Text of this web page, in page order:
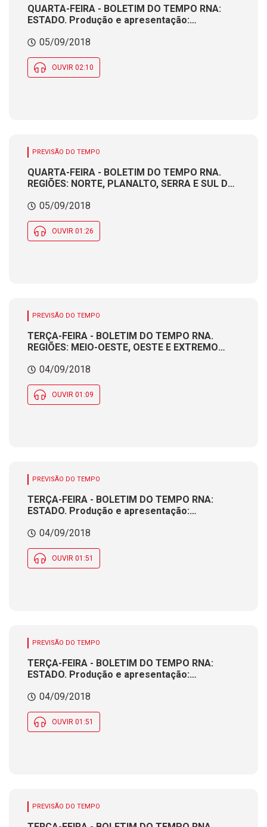
QUARTA-FEIRA - BOLETIM DO TEMPO RNA:
ESTADO. Produção e apresentação:
05/09/2018
OUVIR 02:10
PREVISÃO DO TEMPO
QUARTA-FEIRA - BOLETIM DO TEMPO RNA.
REGIÕES: NORTE, PLANALTO, SERRA E SUL DO
Meteorologista CÁTIA BRAGA
05/09/2018
OUVIR 01:26
PREVISÃO DO TEMPO
TERÇA-FEIRA - BOLETIM DO TEMPO RNA.
REGIÕES: MEIO-OESTE, OESTE E EXTREMO
Meteorologista CÁTIA BRAGA
04/09/2018
OUVIR 01:09
PREVISÃO DO TEMPO
TERÇA-FEIRA - BOLETIM DO TEMPO RNA:
ESTADO. Produção e apresentação:
04/09/2018
OUVIR 01:51
PREVISÃO DO TEMPO
TERÇA-FEIRA - BOLETIM DO TEMPO RNA:
ESTADO. Produção e apresentação:
04/09/2018
OUVIR 01:51
PREVISÃO DO TEMPO